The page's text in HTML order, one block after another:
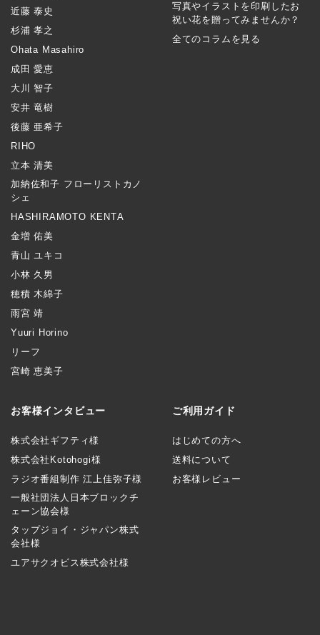
近藤 泰史
杉浦 孝之
Ohata Masahiro
成田 愛恵
大川 智子
安井 竜樹
後藤 亜希子
RIHO
立本 清美
加納佐和子 フローリストカノ
シェ
HASHIRAMOTO KENTA
金増 佑美
青山 ユキコ
小林 久男
穂積 木綿子
雨宮 靖
Yuuri Horino
リーフ
宮崎 恵美子
写真やイラストを印刷したお
祝い花を贈ってみませんか？
全てのコラムを見る
お客様インタビュー
株式会社ギフティ様
株式会社Kotohogi様
ラジオ番組制作 江上佳弥子様
一般社団法人日本ブロックチ
ェーン協会様
タップジョイ・ジャパン株式
会社様
ユアサクオビス株式会社様
ご利用ガイド
はじめての方へ
送料について
お客様レビュー